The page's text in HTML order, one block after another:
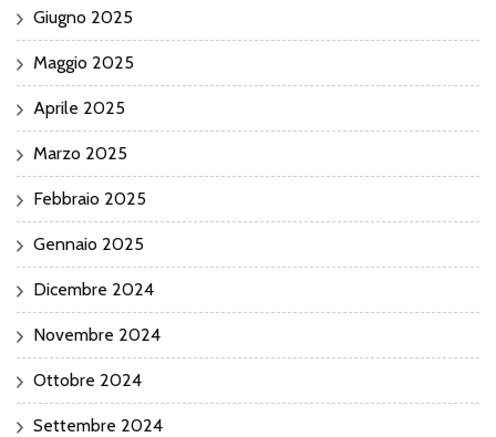
Giugno 2025
Maggio 2025
Aprile 2025
Marzo 2025
Febbraio 2025
Gennaio 2025
Dicembre 2024
Novembre 2024
Ottobre 2024
Settembre 2024